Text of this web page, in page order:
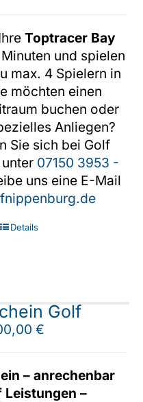
Toptracer Bay
und spielen
max. 4 Spielern in
möchten einen
buchen oder
Anliegen?
Sie sich bei Golf
07150 3953 -
uns eine E-Mail
Details
Golf
€
– anrechenbar
Leistungen –